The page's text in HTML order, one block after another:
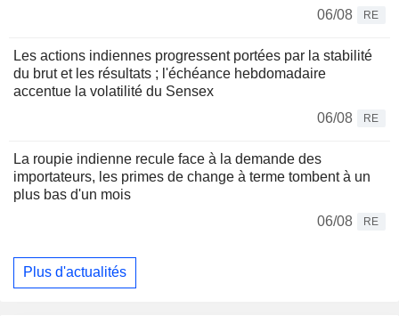
06/08 RE
Les actions indiennes progressent portées par la stabilité
du brut et les résultats ; l'échéance hebdomadaire
accentue la volatilité du Sensex
06/08
RE
La roupie indienne recule face à la demande des
importateurs, les primes de change à terme tombent à un
plus bas d'un mois
06/08
RE
Plus d'actualités